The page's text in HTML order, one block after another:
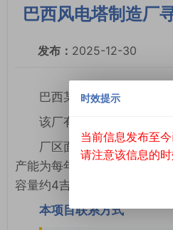
巴西风电塔制造厂
发布： 2025-12-30
巴西某风电塔制造厂欲寻
该厂有关具体情况如下：
厂区面积约15万平方米
产能为每年200座塔架、已
容量约4吉瓦。
本项目联系方式
时效提示
当前信息发布至
请注意该信息的